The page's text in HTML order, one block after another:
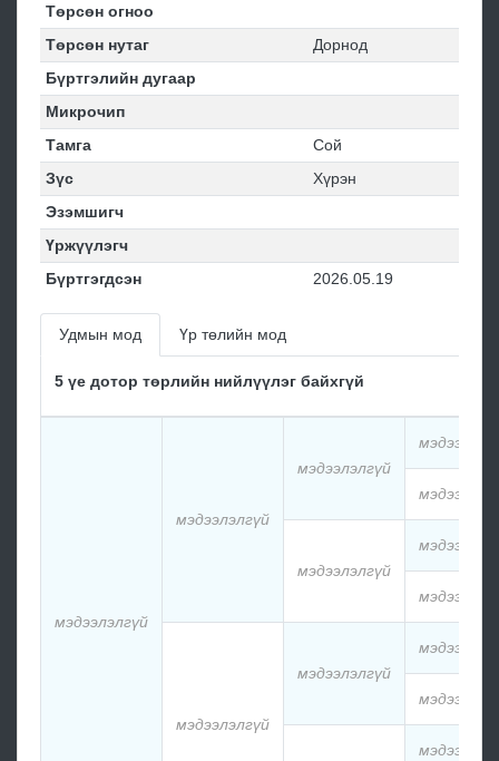
Төрсөн огноо
Төрсөн нутаг
Дорнод
Бүртгэлийн дугаар
Микрочип
Тамга
Сой
Зүс
Хүрэн
Эзэмшигч
Үржүүлэгч
Бүртгэгдсэн
2026.05.19
Удмын мод Үр төлийн мод
5 үе дотор төрлийн нийлүүлэг байхгүй
мэдээлэлгүй
мэдээлэлгүй
мэдээлэлгүй
мэдээлэлгүй
мэдээлэлгүй
мэдээлэлгүй